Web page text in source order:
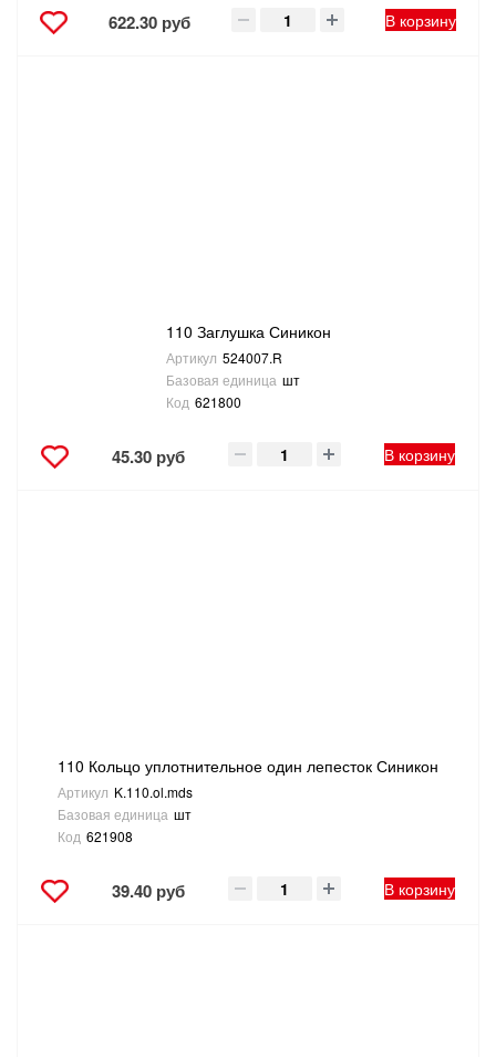
622.30 руб В корзину
110 Заглушка Синикон
Артикул 524007.R
Базовая единица шт
Код 621800
45.30 руб В корзину
110 Кольцо уплотнительное один лепесток Синикон
Артикул K.110.ol.mds
Базовая единица шт
Код 621908
39.40 руб В корзину